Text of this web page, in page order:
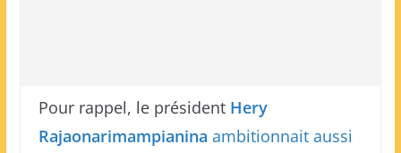
Pour rappel, le président Hery
Rajaonarimampianina ambitionnait aussi